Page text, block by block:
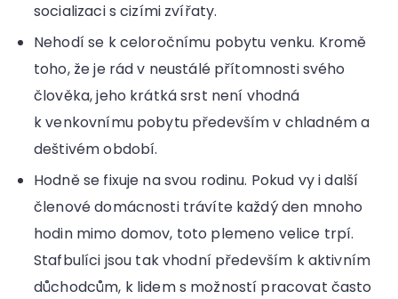
socializaci s cizími zvířaty.
Nehodí se k celoročnímu pobytu venku. Kromě
toho, že je rád v neustálé přítomnosti svého
člověka, jeho krátká srst není vhodná
k venkovnímu pobytu především v chladném a
deštivém období.
Hodně se fixuje na svou rodinu. Pokud vy i další
členové domácnosti trávíte každý den mnoho
hodin mimo domov, toto plemeno velice trpí.
Stafbulíci jsou tak vhodní především k aktivním
důchodcům, k lidem s možností pracovat často